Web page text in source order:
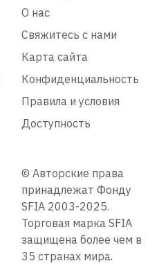
О нас
Свяжитесь с нами
Карта сайта
Конфиденциальность
Правила и условия
Доступность
© Авторские права
принадлежат Фонду
SFIA 2003-2025.
Торговая марка SFIA
защищена более чем в
35 странах мира.